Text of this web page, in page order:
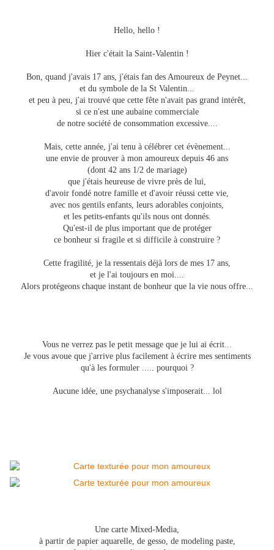
Hello, hello !
Hier c'était la Saint-Valentin !
Bon, quand j'avais 17 ans, j'étais fan des Amoureux de Peynet...
et du symbole de la St Valentin...
et peu à peu, j'ai trouvé que cette fête n'avait pas grand intérêt,
si ce n'est une aubaine commerciale
de notre société de consommation excessive....
Mais, cette année, j'ai tenu à célébrer cet évènement...
une envie de prouver à mon amoureux depuis 46 ans
(dont 42 ans 1/2 de mariage)
que j'étais heureuse de vivre près de lui,
d'avoir fondé notre famille et d'avoir réussi cette vie,
avec nos gentils enfants, leurs adorables conjoints,
et les petits-enfants qu'ils nous ont donnés.
Qu'est-il de plus important que de protéger
ce bonheur si fragile et si difficile à construire ?
Cette fragilité, je la ressentais déjà lors de mes 17 ans,
et je l'ai toujours en moi....
Alors protégeons chaque instant de bonheur que la vie nous offre...
Vous ne verrez pas le petit message que je lui ai écrit...
Je vous avoueque j'arrive plus facilement à écrire mes sentiments
qu'à les formuler ..... pourquoi ?
Aucune idée, une psychanalyse s'imposerait... lol
Une carte Mixed-Media,
à partir de papier aquarelle, de gesso, de modeling paste,